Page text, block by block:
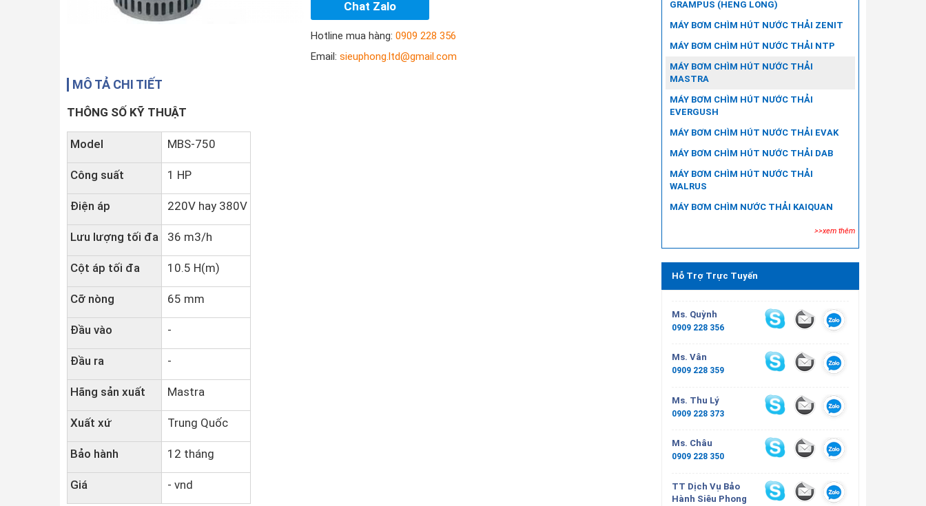
Chat Zalo
Hotline mua hàng:0909 228 356
Email:sieuphong.ltd@gmail.com
MÔ TẢ CHI TIẾT
THÔNG SỐ KỸ THUẬT
Model MBS-750
Công suất 1 HP
Điện áp 220V hay 380V
Lưu lượng tối đa 36 m3/h
Cột áp tối đa 10.5 H(m)
Cỡ nòng 65 mm
Đầu vào -
Đầu ra -
Hãng sản xuất Mastra
Xuất xứ Trung Quốc
Bảo hành 12 tháng
Giá - vnd
GRAMPUS (HENG LONG)
MÁY BƠM CHÌM HÚT NƯỚC THẢI ZENIT
MÁY BƠM CHÌM HÚT NƯỚC THẢI NTP
MÁY BƠM CHÌM HÚT NƯỚC THẢI
MASTRA
MÁY BƠM CHÌM HÚT NƯỚC THẢI
EVERGUSH
MÁY BƠM CHÌM HÚT NƯỚC THẢI EVAK
MÁY BƠM CHÌM HÚT NƯỚC THẢI DAB
MÁY BƠM CHÌM HÚT NƯỚC THẢI
WALRUS
MÁY BƠM CHÌM NƯỚC THẢI KAIQUAN
>>xem thêm
Hỗ Trợ Trực Tuyến
Ms. Quỳnh
0909 228 356
Ms. Vân
0909 228 359
Ms. Thu Lý
0909 228 373
Ms. Châu
0909 228 350
TT Dịch Vụ Bảo
Hành Siêu Phong